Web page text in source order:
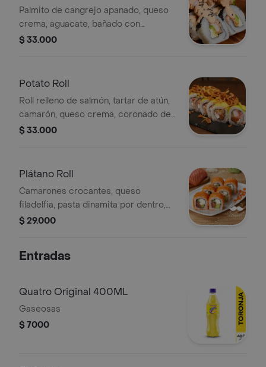
Palmito de cangrejo apanado, queso
crema, aguacate, bañado con
camarones en salsa rosada.
$ 33.000
Potato Roll
Roll relleno de salmón, tartar de atún,
camarón, queso crema, coronado de
aguacate e hilos de papa.
$ 33.000
Plátano Roll
Camarones crocantes, queso
filadelfia, pasta dinamita por dentro,
por encima plátano maduro.
$ 29.000
Entradas
Quatro Original 400ML
Gaseosas
$ 7000